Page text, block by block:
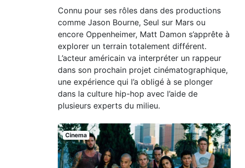
Connu pour ses rôles dans des productions
comme Jason Bourne, Seul sur Mars ou
encore Oppenheimer, Matt Damon s’apprête à
explorer un terrain totalement différent.
L’acteur américain va interpréter un rappeur
dans son prochain projet cinématographique,
une expérience qui l’a obligé à se plonger
dans la culture hip-hop avec l’aide de
plusieurs experts du milieu.
Cinema